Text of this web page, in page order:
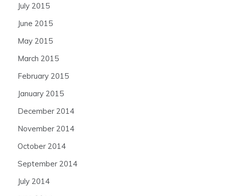
July 2015
June 2015
May 2015
March 2015
February 2015
January 2015
December 2014
November 2014
October 2014
September 2014
July 2014